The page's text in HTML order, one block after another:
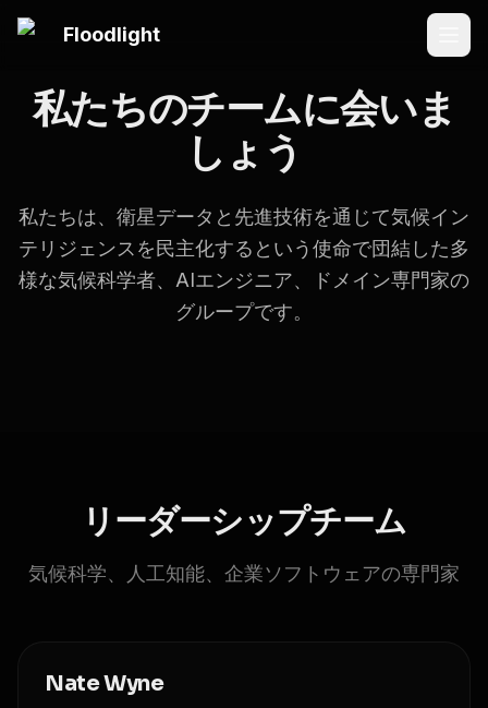
メインコンテンツにスキップ
Floodlight
私たちのチームに会いま
しょう
私たちは、衛星データと先進技術を通じて気候イン
テリジェンスを民主化するという使命で団結した多
様な気候科学者、AIエンジニア、ドメイン専門家の
グループです。
リーダーシップチーム
気候科学、人工知能、企業ソフトウェアの専門家
Nate Wyne